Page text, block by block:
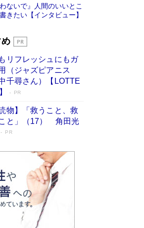
ないで』人間のいいとこ
きたい【インタビュー】
い 「老後レス時代」
な……」90歳になった作
とり暮らしの生活を明か
『白夜行』など代表作が
］
Book Bang
け新書がベスト3を独
嘘である」原作者が抱き
自己憐憫は描きたくな
わったこと（後編） #
リフレッシュにもガ
（ジャズピアニス
千尋さん）【LOTTE
PR
物】「救うこと、救
と」（17） 角田光
PR